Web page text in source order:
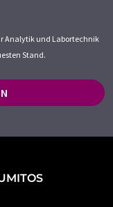
Analytik und Labortechnik
Stand.